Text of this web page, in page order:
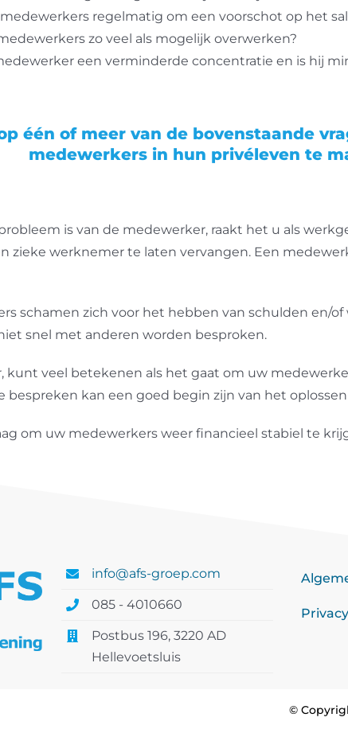
regelmatig om een voorschot op het
zo veel als mogelijk overwerken?
een verminderde concentratie en is hij
één of meer van de bovenstaande
medewerkers in hun privéleven te
is van de medewerker, raakt het u als
zieke werknemer te laten vervangen. Een
schamen zich voor het hebben van schulden en/
snel met anderen worden besproken.
kunt veel betekenen als het gaat om uw
bespreken kan een goed begin zijn van het
om uw medewerkers weer financieel stabiel te
info@afs-groep.com
085 - 4010660
Postbus 196, 3220 AD
Hellevoetsluis
©